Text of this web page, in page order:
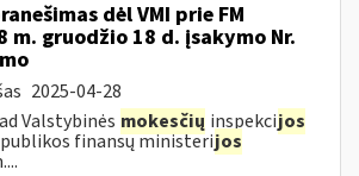
dėl VMI prie FM
m. gruodžio 18 d. įsakymo Nr.
2025-04-28
Valstybinės mokesčių inspekcijos
finansų ministerijos